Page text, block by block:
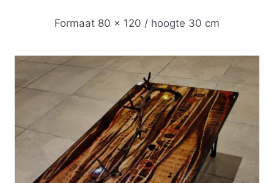
Formaat 80 x 120 / hoogte 30 cm